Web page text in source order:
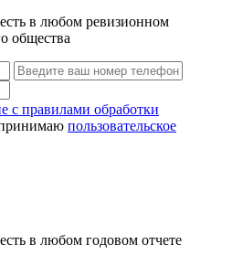
в любом ревизионном
общества
с правилами обработки
пользовательское
в любом годовом отчете